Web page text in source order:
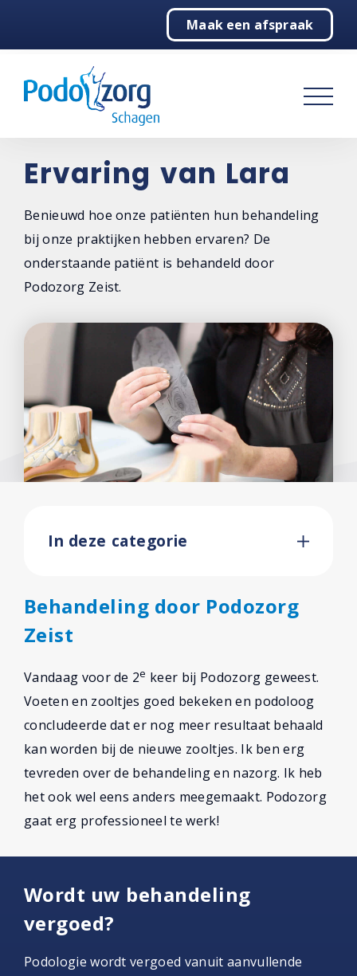
Maak een afspraak
Podologie
Behandelingen
Over ons
Ervaring van Lara
Benieuwd hoe onze patiënten hun behandeling
bij onze praktijken hebben ervaren? De
onderstaande patiënt is behandeld door
Podozorg Zeist.
In deze categorie
Behandeling door Podozorg
Zeist
Vandaag voor de 2e keer bij Podozorg geweest.
Voeten en zooltjes goed bekeken en podoloog
concludeerde dat er nog meer resultaat behaald
kan worden bij de nieuwe zooltjes. Ik ben erg
tevreden over de behandeling en nazorg. Ik heb
het ook wel eens anders meegemaakt. Podozorg
gaat erg professioneel te werk!
Wordt uw behandeling
vergoed?
Podologie wordt vergoed vanuit aanvullende